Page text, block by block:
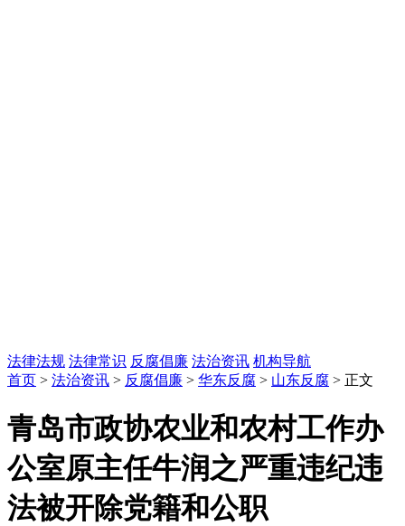
法律法规 法律常识 反腐倡廉 法治资讯 机构导航
首页 > 法治资讯 > 反腐倡廉 > 华东反腐 > 山东反腐 > 正文
青岛市政协农业和农村工作办
公室原主任牛润之严重违纪违
法被开除党籍和公职